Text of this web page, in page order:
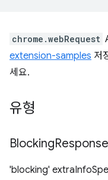
chrome.webRequest
extension-samples 저
세요.
유형
BlockingResponse
'blocking'